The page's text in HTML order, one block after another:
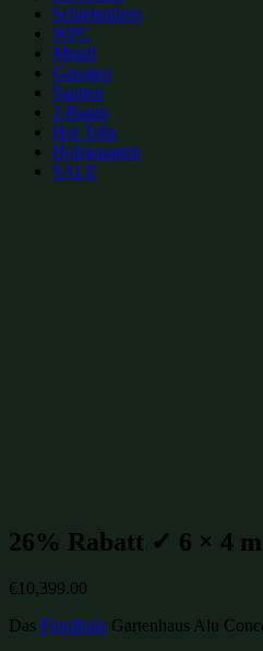
Schiebetüren
WPC
Metall
Garagen
Saunen
2-Raum
Hot Tubs
Holzgaragen
SALE
26% Rabatt ✓ 6 × 4
€ 10,399.00
Das Fjordholz Gartenhaus Alu